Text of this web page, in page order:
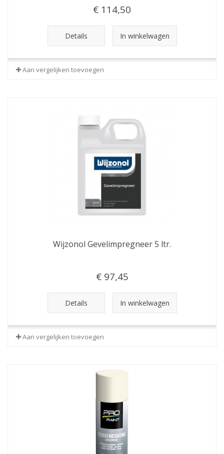
€ 114,50
Details In winkelwagen
Aan vergelijken toevoegen
Wijzonol Gevelimpregneer 5 ltr.
€ 97,45
Details In winkelwagen
Aan vergelijken toevoegen